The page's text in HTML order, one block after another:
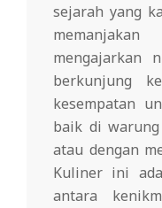
sejarah yang
mengajarkan
berkunjung
kesempatan
baik di
atau dengan
Kuliner ini
antara